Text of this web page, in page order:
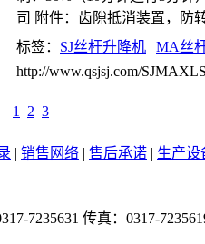
司 附件：齿隙抵消装置，防
标签： SJ丝杆升降机 | MA丝
http://www.qsjsj.com/
1 2 3
| 销售网络 | 售后承诺 | 生产设
7235631 传真：0317-